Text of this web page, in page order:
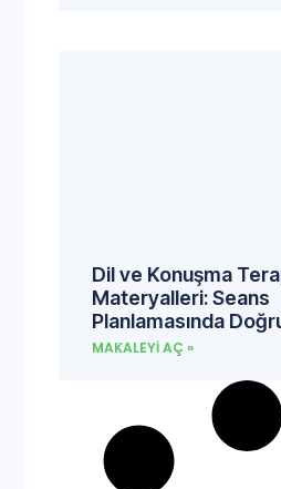
Dil ve Konuşma
Materyalleri: Seans
Planlamasında
MAKALEYI AÇ »